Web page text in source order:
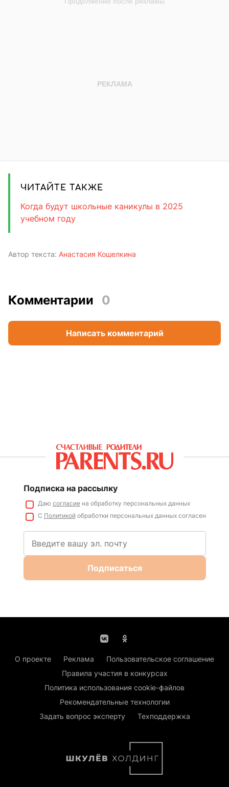
ЧИТАЙТЕ ТАКЖЕ
Когда будут школьные каникулы в 2025
учебном году
Автор текста: Анастасия Кошелкина
Комментарии 0
Написать комментарий
Подписка на рассылку
Даю согласиена обработку персональных данных
С Политикойобработки персональных данных согласен
Подписаться
О проекте Реклама
Пользовательское соглашение
Правила участия в конкурсах
Политика использования cookie-файлов
Рекомендательные технологии
Задать вопрос эксперту
Техподдержка